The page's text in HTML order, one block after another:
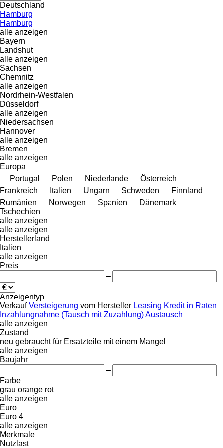
Deutschland
Hamburg
Hamburg
alle anzeigen
Bayern
Landshut
alle anzeigen
Sachsen
Chemnitz
alle anzeigen
Nordrhein-Westfalen
Düsseldorf
alle anzeigen
Niedersachsen
Hannover
alle anzeigen
Bremen
alle anzeigen
Europa
Portugal
Polen Niederlande
Österreich
Frankreich
Italien Ungarn Schweden
Finnland
Rumänien
Norwegen Spanien
Dänemark
Tschechien
alle anzeigen
alle anzeigen
Herstellerland
Italien
alle anzeigen
Preis
–
Anzeigentyp
Verkauf Versteigerung vom Hersteller Leasing Kredit in Raten
Inzahlungnahme (Tausch mit Zuzahlung)Austausch
alle anzeigen
Zustand
neu gebraucht für Ersatzteile mit einem Mangel
alle anzeigen
Baujahr
–
Farbe
grau orange rot
alle anzeigen
Euro
Euro 4
alle anzeigen
Merkmale
Nutzlast